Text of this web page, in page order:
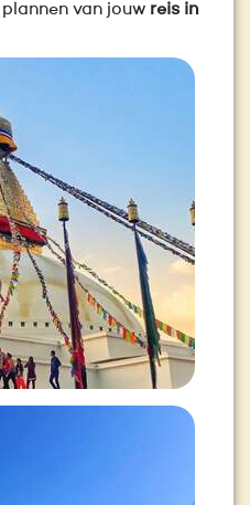
van jouw reis in